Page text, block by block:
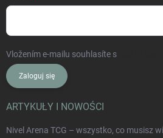
Vložením e-mailu souhlasíte s
Zaloguj się
ARTYKUŁY I NOWOŚCI
Nivel Arena TCG – wszystko, co musisz